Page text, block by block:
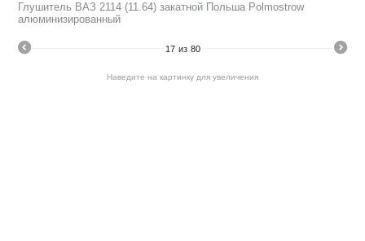
Глушитель ВАЗ 2114 (11.64) закатной Польша Polmostrow
алюминизированный
17 из 80
Наведите на картинку для увеличения